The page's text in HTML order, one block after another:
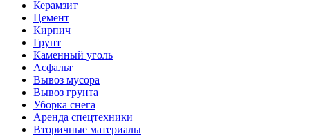
Керамзит
Цемент
Кирпич
Грунт
Каменный уголь
Асфальт
Вывоз мусора
Вывоз грунта
Уборка снега
Аренда спецтехники
Вторичные материалы